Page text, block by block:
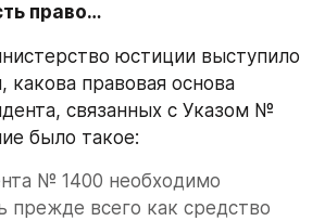
право…
юстиции выступило
какова правовая основа
связанных с Указом №
было такое:
№ 1400 необходимо
прежде всего как средство